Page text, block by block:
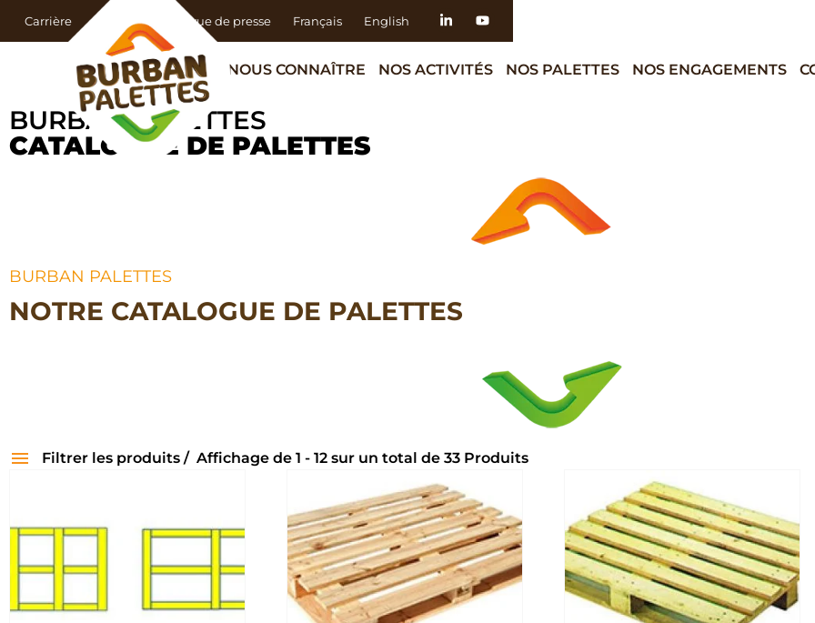
Carrière Actualités Revue de presse Français English
NOUS CONNAÎTRE NOS ACTIVITÉS NOS PALETTES NOS ENGAGEMENTS
BURBAN PALETTES
CATALOGUE DE PALETTES
BURBAN PALETTES
NOTRE CATALOGUE DE PALETTES
Filtrer les produits Affichage de 1 - 12 sur un total de 33 Produits
100 kg 2
1250 kg 2
Matériaux 32
Bois 32
Normes 9
BTP 0
Chimie (CP)
Primeur 0